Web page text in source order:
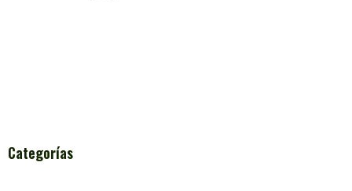
Categorías